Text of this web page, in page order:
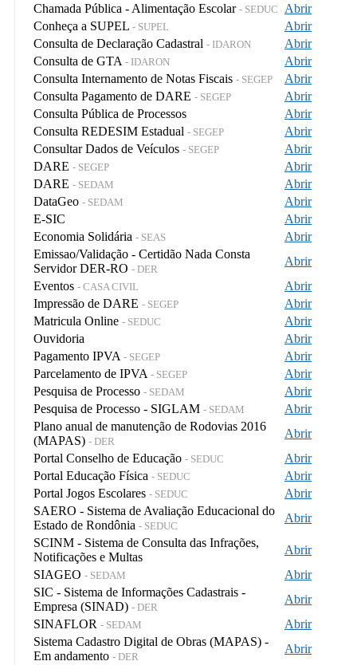
Chamada Pública - Alimentação Escolar - SEDUC
Abrir
Conheça a SUPEL - SUPEL
Abrir
Consulta de Declaração Cadastral - IDARON
Abrir
Consulta de GTA - IDARON
Abrir
Consulta Internamento de Notas Fiscais - SEGEP
Abrir
Consulta Pagamento de DARE - SEGEP
Abrir
Consulta Pública de Processos
Abrir
Consulta REDESIM Estadual - SEGEP
Abrir
Consultar Dados de Veículos - SEGEP
Abrir
DARE - SEGEP
Abrir
DARE - SEDAM
Abrir
DataGeo - SEDAM
Abrir
E-SIC
Abrir
Economia Solidária - SEAS
Abrir
Emissao/Validação - Certidão Nada Consta
Servidor DER-RO - DER
Abrir
Eventos - CASA CIVIL
Abrir
Impressão de DARE - SEGEP
Abrir
Matricula Online - SEDUC
Abrir
Ouvidoria
Abrir
Pagamento IPVA - SEGEP
Abrir
Parcelamento de IPVA - SEGEP
Abrir
Pesquisa de Processo - SEDAM
Abrir
Pesquisa de Processo - SIGLAM - SEDAM
Abrir
Plano anual de manutenção de Rodovias 2016
(MAPAS) - DER
Abrir
Portal Conselho de Educação - SEDUC
Abrir
Portal Educação Física - SEDUC
Abrir
Portal Jogos Escolares - SEDUC
Abrir
SAERO - Sistema de Avaliação Educacional do
Estado de Rondônia - SEDUC
Abrir
SCINM - Sistema de Consulta das Infrações,
Notificações e Multas
Abrir
SIAGEO - SEDAM
Abrir
SIC - Sistema de Informações Cadastrais -
Empresa (SINAD) - DER
Abrir
SINAFLOR - SEDAM
Abrir
Sistema Cadastro Digital de Obras (MAPAS) -
Em andamento - DER
Abrir